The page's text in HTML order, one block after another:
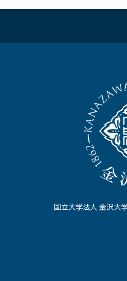
国立大学法人 金沢大